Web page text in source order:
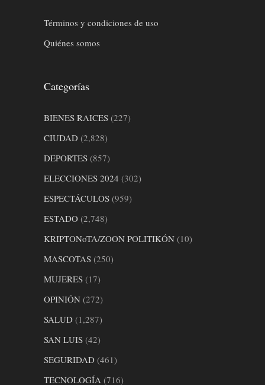
Términos y condiciones de uso
Quiénes somos
Categorías
BIENES RAICES (227)
CIUDAD (2,828)
DEPORTES (857)
ELECCIONES 2024 (302)
ESPECTÁCULOS (959)
ESTADO (2,748)
KRIPTONoTA/ZOON POLITIKÓN (10)
MASCOTAS (250)
MUJERES (17)
OPINIÓN (272)
SALUD (1,287)
SAN LUIS (42)
SEGURIDAD (461)
TECNOLOGÍA (716)